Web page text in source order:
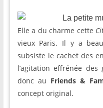
Elle a du charme cette
vieux Paris. Il y a
subsiste le cachet des
l’agitation effrénée
donc au Friends &
concept original.